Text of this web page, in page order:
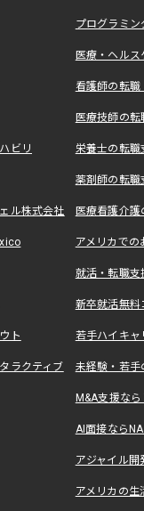
プログラミ
医療・ヘル
看護師の転
医療技師の
ビリ 栄養士の転
薬剤師の転
ル株式会社 医療看護介
アメリカで
就活・転職
新卒就活無料
ト 若手ハイキ
ラクティブ 未経験・若手
M&A支援な
AI面接なら
アジャイル
アメリカの